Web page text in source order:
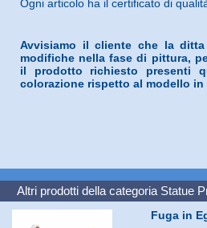
Ogni articolo ha il certificato di
Avvisiamo il cliente che la
modifiche nella fase di pittura,
il prodotto richiesto presenti
colorazione rispetto al modello in
Altri prodotti della categoria Statue
Fuga in